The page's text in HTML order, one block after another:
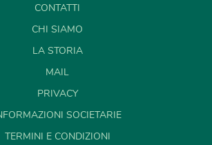
CONTATTI
CHI SIAMO
LA STORIA
MAIL
PRIVACY
SOCIETARIE
TERMINI E CONDIZIONI